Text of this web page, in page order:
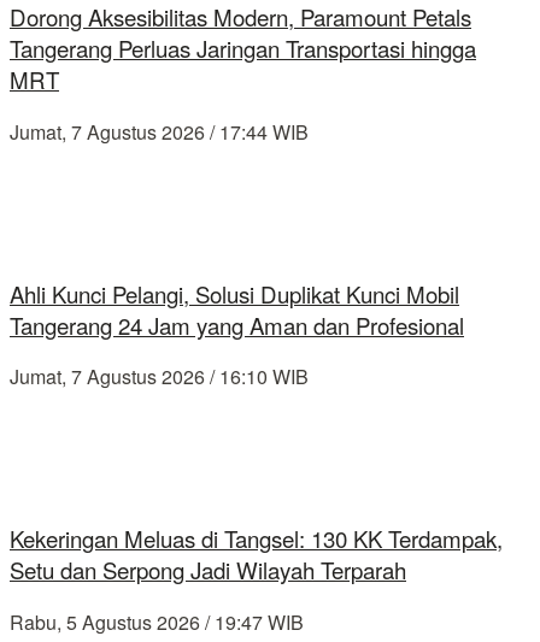
Dorong Aksesibilitas Modern, Paramount Petals
Tangerang Perluas Jaringan Transportasi hingga
MRT
Jumat, 7 Agustus 2026 / 17:44 WIB
Ahli Kunci Pelangi, Solusi Duplikat Kunci Mobil
Tangerang 24 Jam yang Aman dan Profesional
Jumat, 7 Agustus 2026 / 16:10 WIB
Kekeringan Meluas di Tangsel: 130 KK Terdampak,
Setu dan Serpong Jadi Wilayah Terparah
Rabu, 5 Agustus 2026 / 19:47 WIB